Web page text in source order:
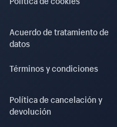
Acuerdo de tratamiento de
datos
Términos y condiciones
Política de cancelación y
devolución